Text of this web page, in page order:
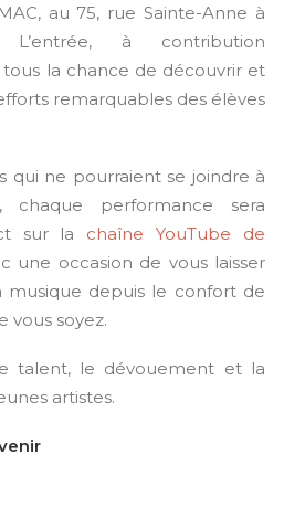
au 75, rue Sainte-Anne à
L’entrée, à contribution
la chance de découvrir et
remarquables des élèves
qui ne pourraient se joindre à
chaque performance sera
sur la chaîne YouTube de
une occasion de vous laisser
musique depuis le confort de
vous soyez.
talent, le dévouement et la
artistes.